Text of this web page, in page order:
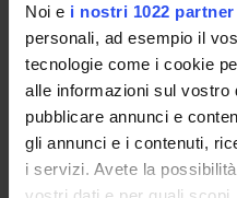
Noi e i nostri 1022 partner
personali, ad esempio il
tecnologie come i cookie
alle informazioni sul vostro
pubblicare annunci e
gli annunci e i contenuti,
i servizi. Avete la
DOTTORATI, MASTER E
Contatti
Persone
Luoghi